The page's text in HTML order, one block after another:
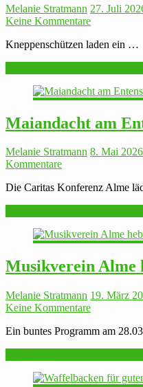
Melanie Stratmann 27. Juli
Keine Kommentare
Kneppenschützen laden ein …
Maiandacht am
Melanie Stratmann 8. Mai 2026
Kommentare
Die Caritas Konferenz Alme
Musikverein Alme
Melanie Stratmann 19. März
Keine Kommentare
Ein buntes Programm am